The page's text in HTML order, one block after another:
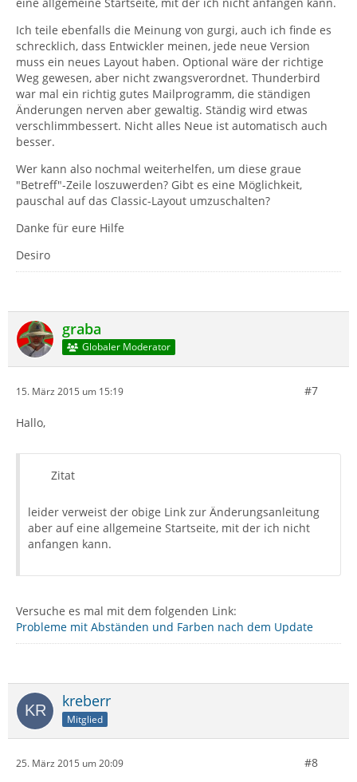
Ich teile ebenfalls die Meinung von gurgi, auch ich finde es
schrecklich, dass Entwickler meinen, jede neue Version
muss ein neues Layout haben. Optional wäre der richtige
Weg gewesen, aber nicht zwangsverordnet. Thunderbird
war mal ein richtig gutes Mailprogramm, die ständigen
Änderungen nerven aber gewaltig. Ständig wird etwas
verschlimmbessert. Nicht alles Neue ist automatisch auch
besser.
Wer kann also nochmal weiterhelfen, um diese graue
"Betreff"-Zeile loszuwerden? Gibt es eine Möglichkeit,
pauschal auf das Classic-Layout umzuschalten?
Danke für eure Hilfe
Desiro
graba
Globaler Moderator
15. März 2015 um 15:19 #7
Hallo,
Zitat
leider verweist der obige Link zur Änderungsanleitung
aber auf eine allgemeine Startseite, mit der ich nicht
anfangen kann.
Versuche es mal mit dem folgenden Link:
Probleme mit Abständen und Farben nach dem Update
kreberr
Mitglied
25. März 2015 um 20:09 #8